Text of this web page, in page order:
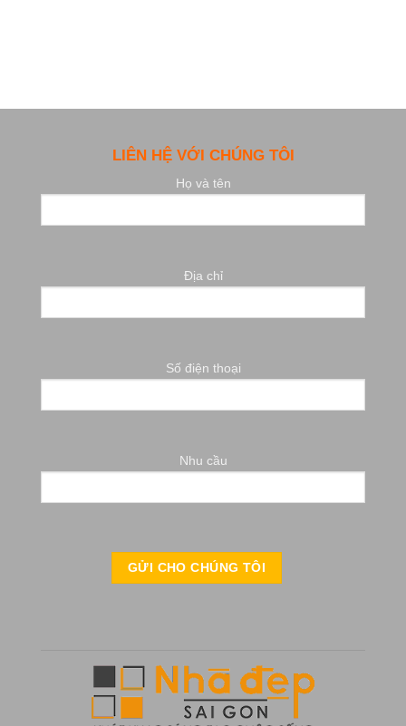
LIÊN HỆ VỚI CHÚNG TÔI
Họ và tên
Địa chỉ
Số điện thoại
Nhu cầu